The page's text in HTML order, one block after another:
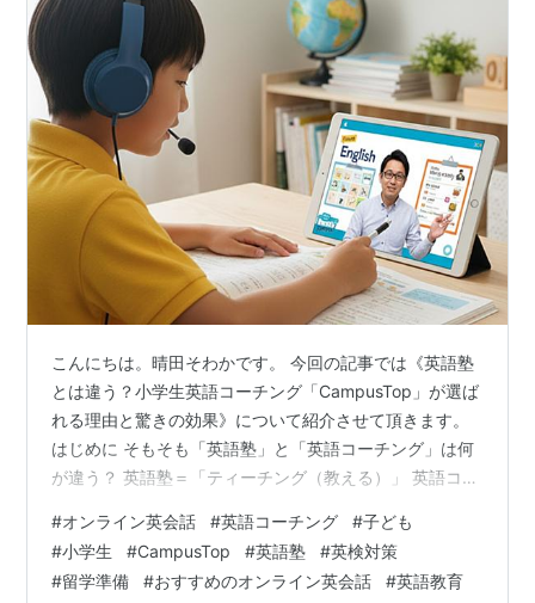
こんにちは。晴田そわかです。 今回の記事では《英語塾
とは違う？小学生英語コーチング「CampusTop」が選ば
れる理由と驚きの効果》について紹介させて頂きます。
はじめに そもそも「英語塾」と「英語コーチング」は何
が違う？ 英語塾＝「ティーチング（教える）」 英語コー
チング「CampusTop」が選ばれる3つの理由 理由1. 「毎
日25分」のアウトプット量（塾の約7倍） 理由2. 専属日
本人コーチによる「完全オーダーメイド」 理由3. 親の負
#オンライン英会話 #英語コーチング #子ども
#小学生 #CampusTop #英語塾 #英検対策
#留学準備 #おすすめのオンライン英会話 #英語教育